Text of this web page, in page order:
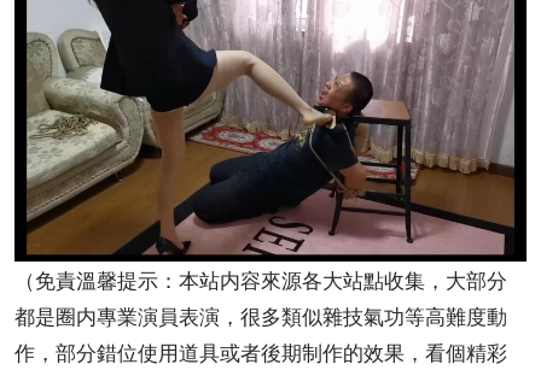
（免責溫馨提示：本站内容來源各大站點收集，大部分
都是圈内專業演員表演，很多類似雜技氣功等高難度動
作，部分錯位使用道具或者後期制作的效果，看個精彩